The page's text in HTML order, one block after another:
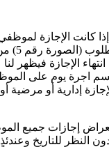
كانت الإجازة
“إجازة
الإجازة فيظهر
أعلاه (في حال كون الإجازة
إدارية أو مرضية
إجازات جميع
النظر للتاريخ